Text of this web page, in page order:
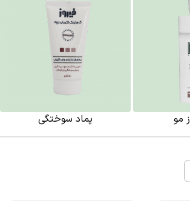
مو پماد سوختگی